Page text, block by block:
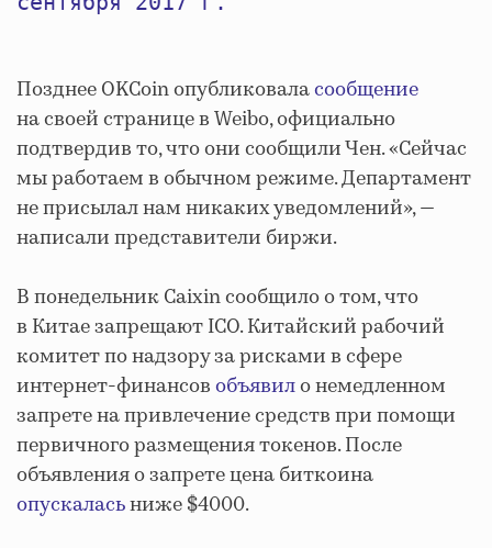
Позднее OKCoin опубликоваласообщение
на своей странице в Weibo, официально
подтвердив то, что они сообщили Чен. «Сейчас
мы работаем в обычном режиме. Департамент
не присылал нам никаких уведомлений», —
написали представители биржи.
В понедельник Caixin сообщило о том, что
в Китае запрещают ICO. Китайский рабочий
комитет по надзору за рисками в сфере
интернет-финансовобъявило немедленном
запрете на привлечение средств при помощи
первичного размещения токенов. После
объявления о запрете цена биткоина
опускаласьниже $4000.